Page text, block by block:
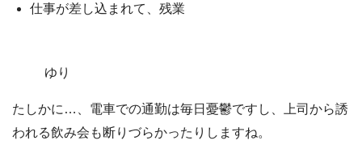
仕事が差し込まれて、残業
ゆり
たしかに…、電車での通勤は毎日憂鬱ですし、上司から誘
われる飲み会も断りづらかったりしますね。